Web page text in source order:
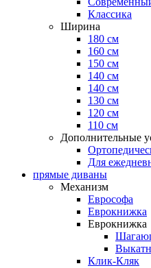
Классика
Ширина
180 см
160 см
150 см
140 см
140 см
130 см
120 см
110 см
Дополнительные
Для
прямые диваны
Механизм
Еврософа
Еврокнижка
Еврокнижка
Клик-Кляк